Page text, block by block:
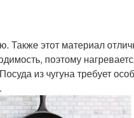
Также этот материал
поэтому
из чугуна требует